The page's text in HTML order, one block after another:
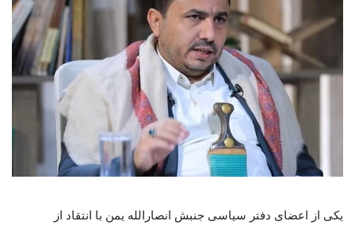
یکی از اعضای دفتر سیاسی جنبش انصارالله یمن با انتقاد از